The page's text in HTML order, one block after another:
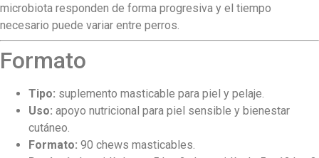
microbiota responden de forma progresiva y el tiempo
necesario puede variar entre perros.
Formato
Tipo: suplemento masticable para piel y pelaje.
Uso: apoyo nutricional para piel sensible y bienestar
cutáneo.
Formato: 90 chews masticables.